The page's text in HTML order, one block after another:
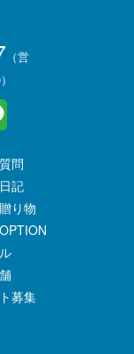
（営
募集
問
記
り物